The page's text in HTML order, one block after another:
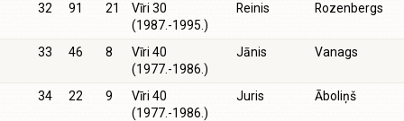
32 91 21
Vīri 30
(1987.-1995.)
Reinis Rozenbergs
33 46 8
Vīri 40
(1977.-1986.)
Jānis Vanags
34 22 9
Vīri 40
(1977.-1986.)
Juris Āboliņš